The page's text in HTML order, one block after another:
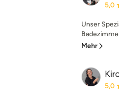
5,0
Unser
Mehr
5,0